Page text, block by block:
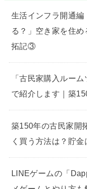
生活インフラ開通
る？」空き家を住
拓記③
「古民家購入ルー
で紹介します｜築
築150年の古民家開
く買う方法は？貯金
LINEゲームの「